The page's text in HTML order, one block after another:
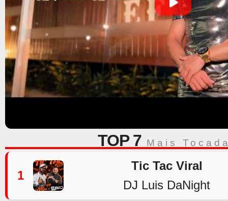
TOP 7 Mais
1
Tic Tac Viral
DJ Luis DaNight